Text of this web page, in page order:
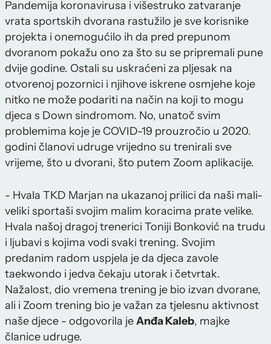
Pandemija koronavirusa i višestruko zatvaranje
vrata sportskih dvorana rastužilo je sve korisnike
projekta i onemogućilo ih da pred prepunom
dvoranom pokažu ono za što su se pripremali pune
dvije godine. Ostali su uskraćeni za pljesak na
otvorenoj pozornici i njihove iskrene osmjehe koje
nitko ne može podariti na način na koji to mogu
djeca s Down sindromom. No, unatoč svim
problemima koje je COVID-19 prouzročio u 2020.
godini članovi udruge vrijedno su trenirali sve
vrijeme, što u dvorani, što putem Zoom aplikacije.
- Hvala TKD Marjan na ukazanoj prilici da naši mali-
veliki sportaši svojim malim koracima prate velike.
Hvala našoj dragoj trenerici Toniji Bonković na trudu
i ljubavi s kojima vodi svaki trening. Svojim
predanim radom uspjela je da djeca zavole
taekwondo i jedva čekaju utorak i četvrtak.
Nažalost, dio vremena trening je bio izvan dvorane,
ali i Zoom trening bio je važan za tjelesnu aktivnost
naše djece - odgovorila jeAnđa Kaleb, majke
članice udruge.